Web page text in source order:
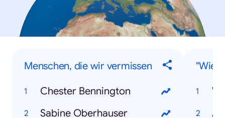
Menschen, die wir vermissen
Chester Bennington
Sabine Oberhauser